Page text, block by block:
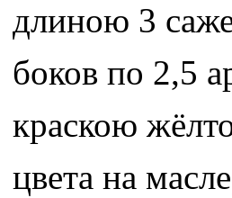
длиною 3
боков по 2,5
краскою
цвета на